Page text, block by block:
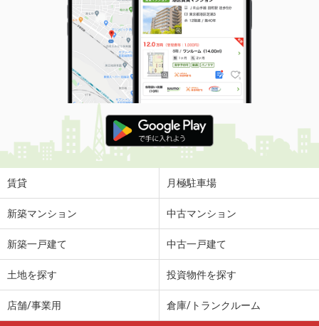
賃貸 月極駐車場
新築マンション 中古マンション
新築一戸建て 中古一戸建て
土地を探す 投資物件を探す
店舗/事業用 倉庫/トランクルーム